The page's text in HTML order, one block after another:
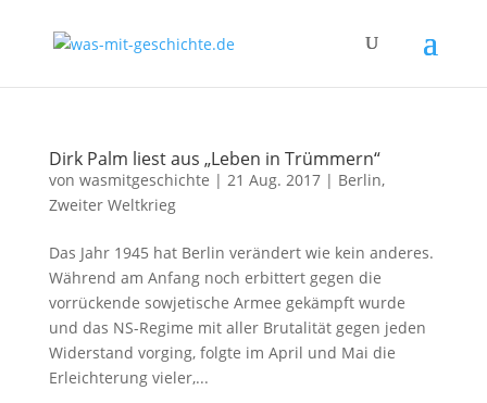
Dirk Palm liest aus „Leben in Trümmern“
von wasmitgeschichte | 21 Aug. 2017| Berlin,
Zweiter Weltkrieg
Das Jahr 1945 hat Berlin verändert wie kein anderes.
Während am Anfang noch erbittert gegen die
vorrückende sowjetische Armee gekämpft wurde
und das NS-Regime mit aller Brutalität gegen jeden
Widerstand vorging, folgte im April und Mai die
Erleichterung vieler,...